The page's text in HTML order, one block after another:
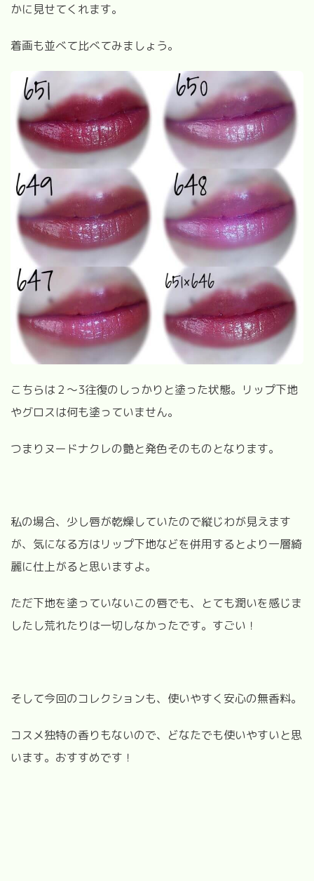
かに見せてくれます。
着画も並べて比べてみましょう。
こちらは２～3往復のしっかりと塗った状態。リップ下地
やグロスは何も塗っていません。
つまりヌードナクレの艶と発色そのものとなります。
私の場合、少し唇が乾燥していたので縦じわが見えます
が、気になる方はリップ下地などを併用するとより一層綺
麗に仕上がると思いますよ。
ただ下地を塗っていないこの唇でも、とても潤いを感じま
したし荒れたりは一切しなかったです。すごい！
そして今回のコレクションも、使いやすく安心の無香料。
コスメ独特の香りもないので、どなたでも使いやすいと思
います。おすすめです！